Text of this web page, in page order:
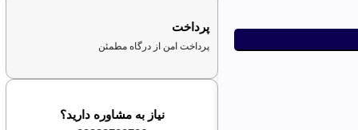
پرداخت
پرداخت امن از درگاه مطمئن
نیاز به مشاوره دارید؟